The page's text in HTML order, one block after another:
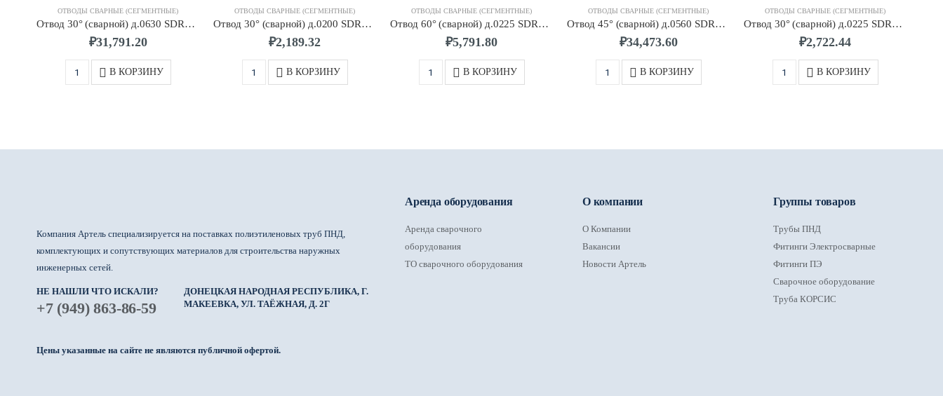
ОТВОДЫ СВАРНЫЕ (СЕГМЕНТНЫЕ)
Отвод 30° (сварной) д.0630 SDR21 ПЭ100
₽31,791.20
В КОРЗИНУ
ОТВОДЫ СВАРНЫЕ (СЕГМЕНТНЫЕ)
Отвод 30° (сварной) д.0200 SDR17 ПЭ100
₽2,189.32
В КОРЗИНУ
ОТВОДЫ СВАРНЫЕ (СЕГМЕНТНЫЕ)
Отвод 60° (сварной) д.0225 SDR11 ПЭ100
₽5,791.80
В КОРЗИНУ
ОТВОДЫ СВАРНЫЕ (СЕГМЕНТНЫЕ)
Отвод 45° (сварной) д.0560 SDR21 ПЭ100
₽34,473.60
В КОРЗИНУ
ОТВОДЫ СВАРНЫЕ (СЕГМЕНТНЫЕ)
Отвод 30° (сварной) д.0225 SDR17 ПЭ100
₽2,722.44
В КОРЗИНУ
Компания Артель специализируется на поставках полиэтиленовых труб ПНД,
комплектующих и сопутствующих материалов для строительства наружных
инженерных сетей.
НЕ НАШЛИ ЧТО ИСКАЛИ?
+7 (949) 863-86-59
ДОНЕЦКАЯ НАРОДНАЯ РЕСПУБЛИКА, Г.
МАКЕЕВКА, УЛ. ТАЁЖНАЯ, Д. 2Г
Цены указанные на сайте не являются публичной офертой.
Аренда оборудования
Аренда сварочного
оборудования
ТО сварочного оборудования
О компании
О Компании
Вакансии
Новости Артель
Группы товаров
Трубы ПНД
Фитинги Электросварные
Фитинги ПЭ
Сварочное оборудование
Труба КОРСИС